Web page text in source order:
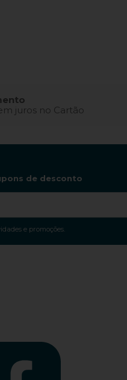
juros no Cartão
de desconto
e promoções.